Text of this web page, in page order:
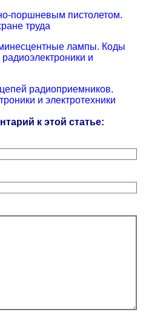
поршневым пистолетом.
труда
лампы. Коды
и
радиоприемников.
и электротехники
к этой статье: